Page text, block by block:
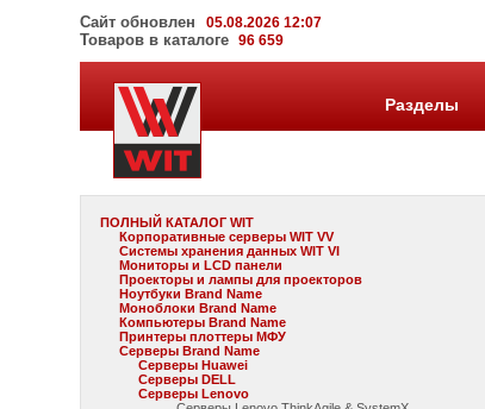
Сайт обновлен 05.08.2026 12:07
Товаров в каталоге96 659
Разделы
ПОЛНЫЙ КАТАЛОГ WIT
Корпоративные серверы WIT VV
Системы хранения данных WIT VI
Мониторы и LCD панели
Проекторы и лампы для проекторов
Ноутбуки Brand Name
Моноблоки Brand Name
Компьютеры Brand Name
Принтеры плоттеры МФУ
Серверы Brand Name
Серверы Huawei
Серверы DELL
Серверы Lenovo